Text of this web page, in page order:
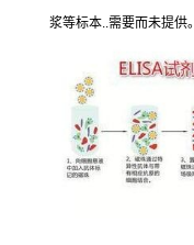
浆等标本..需要而未提供。